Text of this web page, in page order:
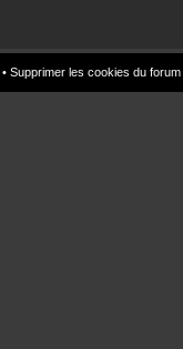
• Supprimer les cookies du forum